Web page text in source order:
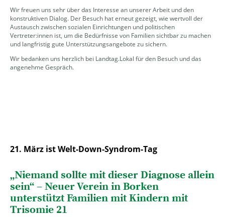
Wir freuen uns sehr über das Interesse an unserer Arbeit und den
konstruktiven Dialog. Der Besuch hat erneut gezeigt, wie wertvoll der
Austausch zwischen sozialen Einrichtungen und politischen
Vertreter:innen ist, um die Bedürfnisse von Familien sichtbar zu machen
und langfristig gute Unterstützungsangebote zu sichern.
Wir bedanken uns herzlich bei Landtag.Lokal für den Besuch und das
angenehme Gespräch.
21. März istWelt-Down-Syndrom-Tag
„Niemand sollte mit dieser Diagnose allein
sein“ – Neuer Verein in Borken
unterstützt Familien mit Kindern mit
Trisomie 21